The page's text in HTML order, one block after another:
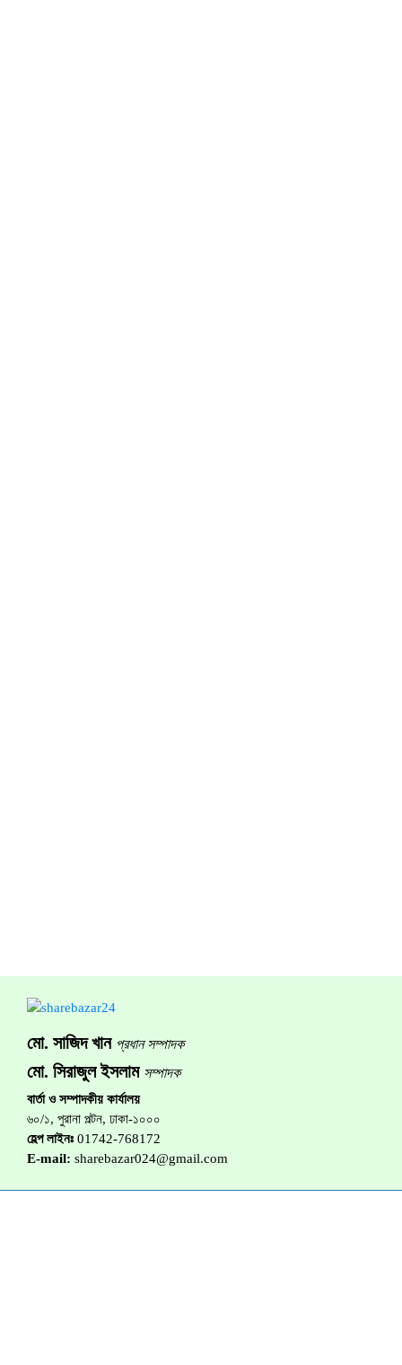
মো. সাজিদ খান প্রধান সম্পাদক
মো. সিরাজুল ইসলাম সম্পাদক
বার্তা ও সম্পাদকীয় কার্যালয়
৬০/১, পুরানা পল্টন, ঢাকা-১০০০
হেল্প লাইনঃ 01742-768172
E-mail: sharebazar024@gmail.com